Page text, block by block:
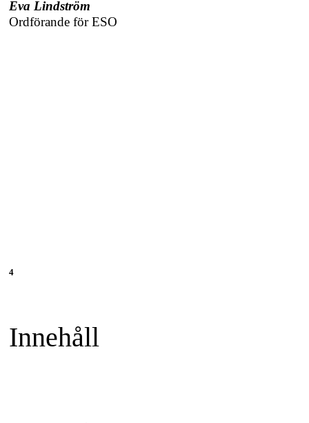
Eva Lindström
Ordförande för ESO
4
Innehåll